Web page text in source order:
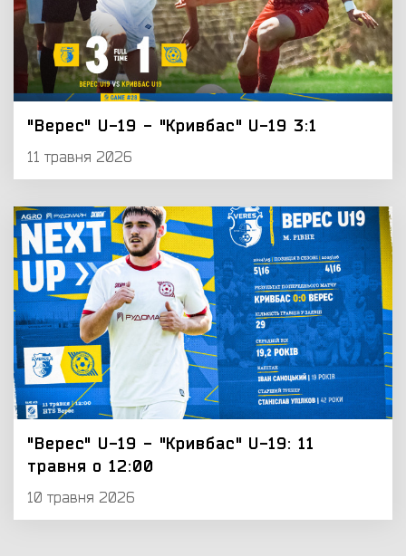
"Верес" U-19 - "Кривбас" U-19 3:1
11 травня 2026
"Верес" U-19 - "Кривбас" U-19: 11
травня о 12:00
10 травня 2026